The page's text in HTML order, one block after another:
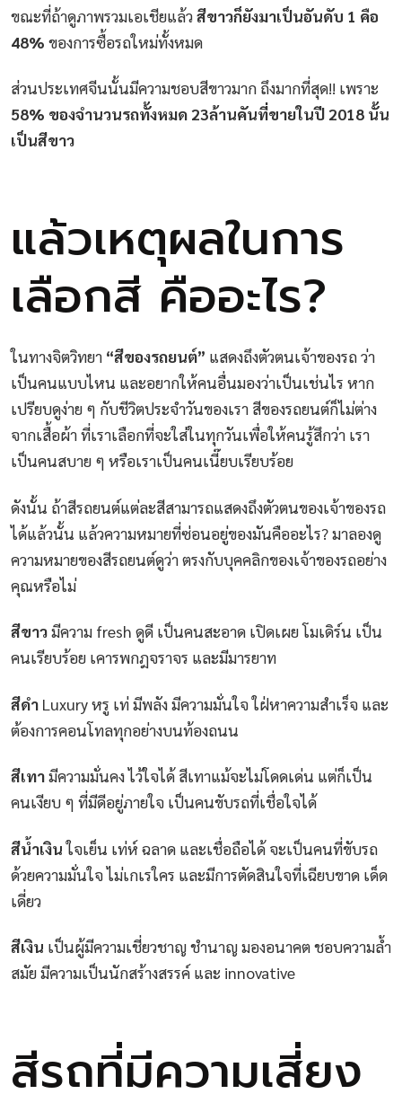
ขณะที่ถ้าดูภาพรวมเอเชียแล้วสีขาวก็ยังมาเป็นอันดับ 1 คือ
48% ของการซื้อรถใหม่ทั้งหมด
ส่วนประเทศจีนนั้นมีความชอบสีขาวมาก ถึงมากที่สุด!! เพราะ
58% ของจำนวนรถทั้งหมด 23ล้านคันที่ขายในปี 2018 นั้น
เป็นสีขาว
แล้วเหตุผลในการ
เลือกสี คืออะไร?
ในทางจิตวิทยา “สีของรถยนต์” แสดงถึงตัวตนเจ้าของรถ ว่า
เป็นคนแบบไหน และอยากให้คนอื่นมองว่าเป็นเช่นไร หาก
เปรียบดูง่าย ๆ กับชีวิตประจำวันของเรา สีของรถยนต์ก็ไม่ต่าง
จากเสื้อผ้า ที่เราเลือกที่จะใส่ในทุกวันเพื่อให้คนรู้สึกว่า เรา
เป็นคนสบาย ๆ หรือเราเป็นคนเนี๊ยบเรียบร้อย
ดังนั้น ถ้าสีรถยนต์แต่ละสีสามารถแสดงถึงตัวตนของเจ้าของรถ
ได้แล้วนั้น แล้วความหมายที่ซ่อนอยู่ของมันคืออะไร? มาลองดู
ความหมายของสีรถยนต์ดูว่า ตรงกับบุคคลิกของเจ้าของรถอย่าง
คุณหรือไม่
สีขาวมีความ fresh ดูดี เป็นคนสะอาด เปิดเผย โมเดิร์น เป็น
คนเรียบร้อย เคารพกฎจราจร และมีมารยาท
สีดำ Luxury หรู เท่ มีพลัง มีความมั่นใจ ใฝ่หาความสำเร็จ และ
ต้องการคอนโทลทุกอย่างบนท้องถนน
สีเทามีความมั่นคง ไว้ใจได้ สีเทาแม้จะไม่โดดเด่น แต่ก็เป็น
คนเงียบ ๆ ที่มีดีอยู่ภายใจ เป็นคนขับรถที่เชื่อใจได้
สีน้ำเงินใจเย็น เท่ห์ ฉลาด และเชื่อถือได้ จะเป็นคนที่ขับรถ
ด้วยความมั่นใจ ไม่เกเรใคร และมีการตัดสินใจที่เฉียบขาด เด็ด
เดี่ยว
สีเงิน เป็นผู้มีความเชี่ยวชาญ ชำนาญ มองอนาคต ชอบความล้ำ
สมัย มีความเป็นนักสร้างสรรค์ และ innovative
สีรถที่มีความเสี่ยง